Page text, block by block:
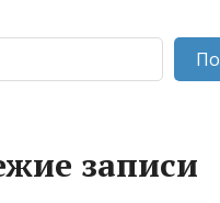
записи